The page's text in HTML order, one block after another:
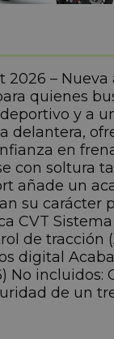
2026 –
quienes
y a
delantera,
en
con soltura
añade un
su carácter
CVT
de
digital
No incluidos:
de un